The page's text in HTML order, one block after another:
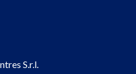
S.r.l.